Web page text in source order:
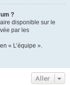
?
disponible sur le
par les
« L’équipe ».
Aller